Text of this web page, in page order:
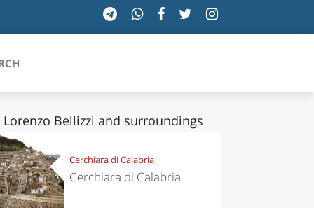
SICILIA
TOSCANA
Lorenzo Bellizzi and surroundings
Cerchiara di Calabria
Cerchiara di Calabria